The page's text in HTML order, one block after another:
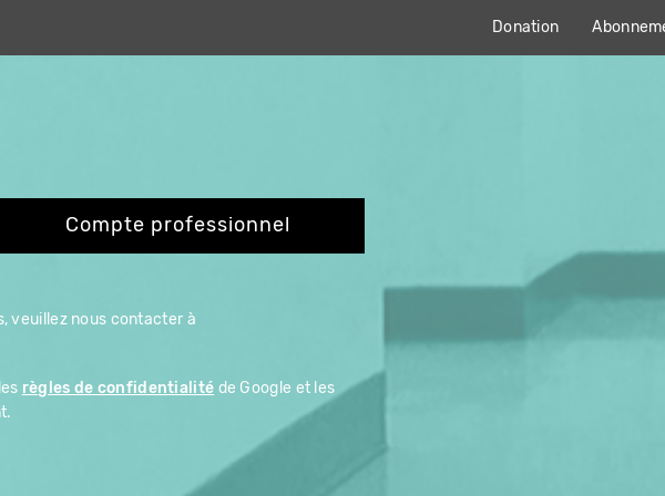
Donation
Compte professionnel
veuillez nous contacter à
règles de confidentialité de Google et les